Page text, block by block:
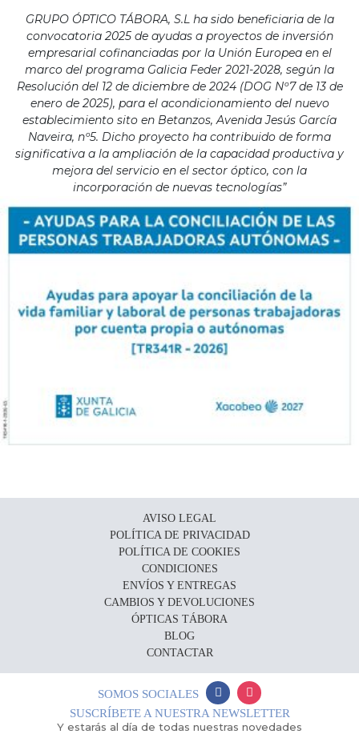
GRUPO ÓPTICO TÁBORA, S.L ha sido beneficiaria de la
convocatoria 2025 de ayudas a proyectos de inversión
empresarial cofinanciadas por la Unión Europea en el
marco del programa Galicia Feder 2021-2028, según la
Resolución del 12 de diciembre de 2024 (DOG Nº7 de 13 de
enero de 2025), para el acondicionamiento del nuevo
establecimiento sito en Betanzos, Avenida Jesús García
Naveira, nº5. Dicho proyecto ha contribuido de forma
significativa a la ampliación de la capacidad productiva y
mejora del servicio en el sector óptico, con la
incorporación de nuevas tecnologías”
AVISO LEGAL
POLÍTICA DE PRIVACIDAD
POLÍTICA DE COOKIES
CONDICIONES
ENVÍOS Y ENTREGAS
CAMBIOS Y DEVOLUCIONES
ÓPTICAS TÁBORA
BLOG
CONTACTAR
SOMOS SOCIALES
SUSCRÍBETE A NUESTRA NEWSLETTER
Y estarás al día de todas nuestras novedades